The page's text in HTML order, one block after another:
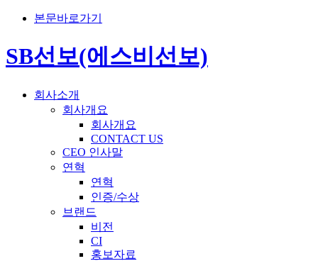
본문바로가기
SB선보(에스비선보)
회사소개
회사개요
회사개요
CONTACT US
CEO 인사말
연혁
연혁
인증/수상
브랜드
비전
CI
홍보자료